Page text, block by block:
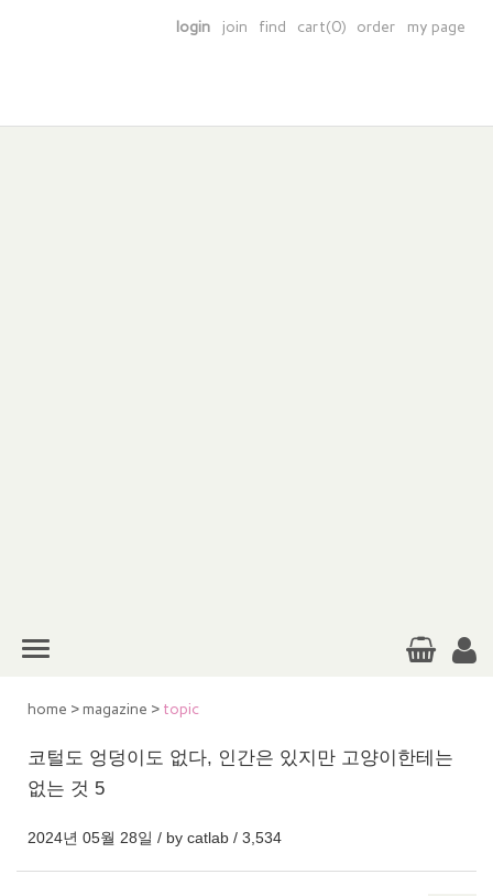
login join find cart(0) order my page
home >magazine > topic
코털도 엉덩이도 없다, 인간은 있지만 고양이한테는
없는 것 5
2024년 05월 28일 / by catlab / 3,534